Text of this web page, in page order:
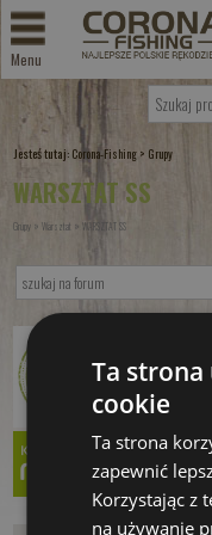
Menu
Jesteś tutaj: Corona-Fishing > Grupy
WARSZTAT SS
Grupy »Warsztat »WARSZTAT SS
Ta
cookie
Ta strona
zapewnić
Korzystając z
na używanie